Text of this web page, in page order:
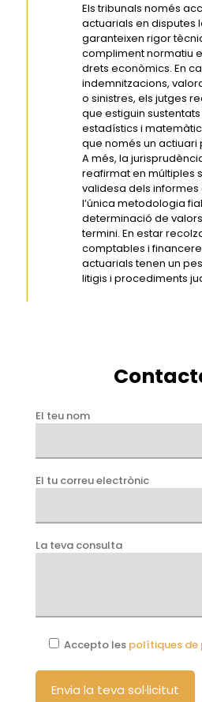
Els tribunals només
actuarials en disputes
garanteixen rigor
compliment normatiu
drets econòmics. En
indemnitzacions,
o sinistres, els jutges
que estiguin
estadístics i
que només un
A més, la
reafirmat en múltiples
validesa dels
l’única metodologia
determinació de
termini. En estar
comptables i
actuarials tenen un
litigis i procediments
El teu nom
El tu correu electrònic
La teva consulta
Accepto les polítiques de